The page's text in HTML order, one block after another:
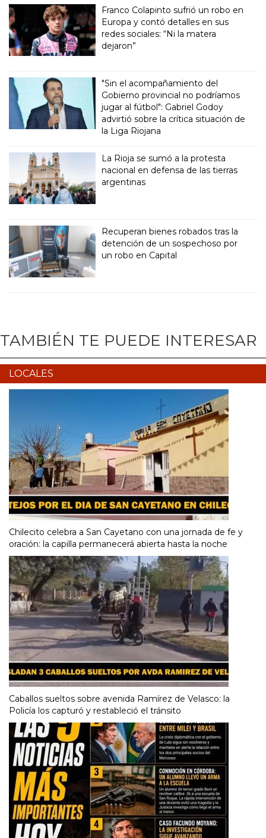
Franco Colapinto sufrió un robo en
Europa y contó detalles en sus
redes sociales: “Ni la matera
dejaron”
"Sin el acompañamiento del
Gobierno provincial no podríamos
jugar al fútbol": Gabriel Godoy
advirtió sobre la crítica situación de
la Liga Riojana
La Rioja se sumó a la protesta
nacional en defensa de las tierras
argentinas
Recuperan bienes robados tras la
detención de un sospechoso por
un robo en Capital
TAMBIÉN TE PUEDE INTERESAR
LOCALES
Chilecito celebra a San Cayetano con una jornada de fe y
oración: la capilla permanecerá abierta hasta la noche
Caballos sueltos sobre avenida Ramírez de Velasco: la
Policía los capturó y restableció el tránsito